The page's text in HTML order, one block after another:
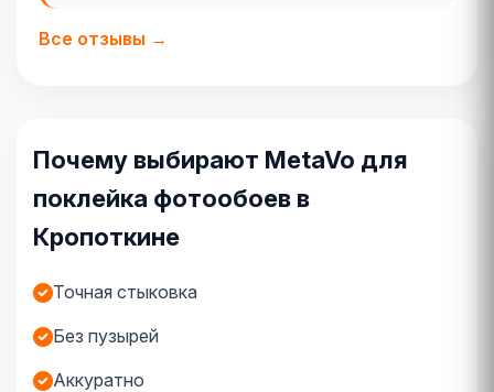
Все отзывы →
Почему выбирают MetaVo для
поклейка фотообоев в
Кропоткине
Точная стыковка
Без пузырей
Аккуратно